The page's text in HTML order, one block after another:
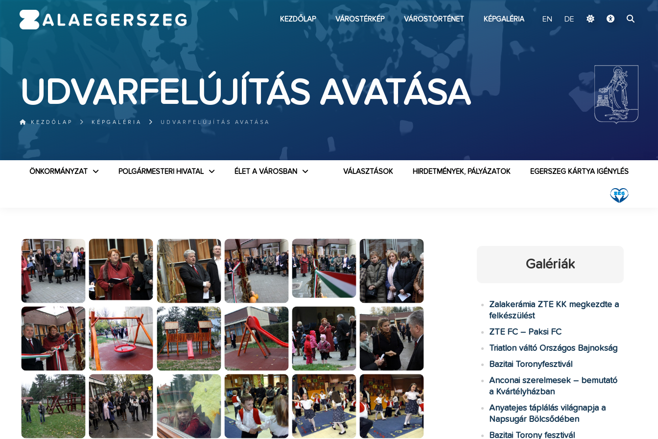
ugrás a fő tartalomhoz
KEZDŐLAP VÁROSTÉRKÉP VÁROSTÖRTÉNET KÉPGALÉRIA EN DE
UDVARFELÚJÍTÁS AVATÁSA
KEZDŐLAP KÉPGALÉRIA UDVARFELÚJÍTÁS AVATÁSA
ÖNKORMÁNYZAT POLGÁRMESTERI HIVATAL ÉLET A VÁROSBAN EGERSZEG KÁRTYA IGÉNYLÉS
HIRDETMÉNYEK, PÁLYÁZATOK
VÁLASZTÁSOK
Galériák
Zalakerámia ZTE KK megkezdte a
felkészülést
ZTE FC – Paksi FC
Triatlon váltó Országos Bajnokság
Bazitai Toronyfesztivál
Anconai szerelmesek – bemutató
a Kvártélyházban
Anyatejes táplálás világnapja a
Napsugár Bölcsődében
Bazitai Torony fesztivál